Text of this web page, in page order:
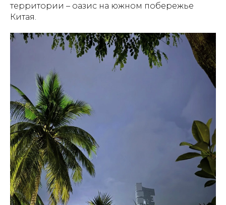
территории – оазис на южном побережье
Китая.